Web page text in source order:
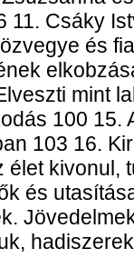
11. Csáky
és
mint
100 15.
103 16.
élet kivonul,
és